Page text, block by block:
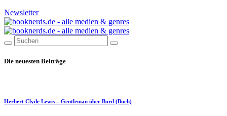
Newsletter
Die neuesten Beiträge
Herbert Clyde Lewis – Gentleman über Bord (Buch)